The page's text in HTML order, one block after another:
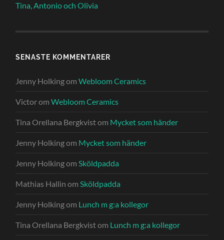
Tina, Antonio och Olivia
SENASTE KOMMENTARER
Jenny HolkingomWebloom Ceramics
VictoromWebloom Ceramics
Tina Orellana Bergkvistom Mycket som händer
Jenny Holkingom Mycket som händer
Jenny HolkingomSköldpadda
Mathias Hallin omSköldpadda
Jenny Holkingom Lunch m g:a kollegor
Tina Orellana Bergkvistom Lunch m g:a kollegor